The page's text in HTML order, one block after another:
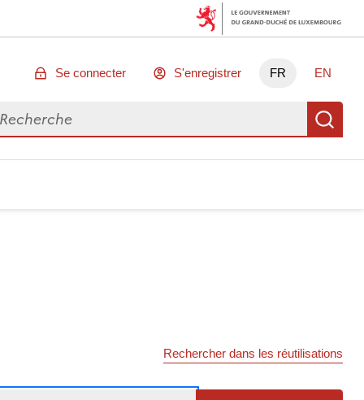
Se connecter S'enregistrer FR EN
des données
Rechercher dans les réutilisations